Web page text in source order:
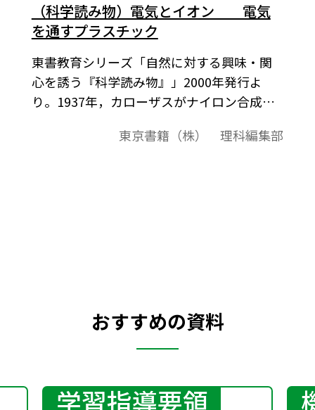
（科学読み物）電気とイオン 電気
を通すプラスチック
東書教育シリーズ「自然に対する興味・関
心を誘う『科学読み物』」2000年発行よ
り。1937年，カローザスがナイロン合成に
特性を最大限に活用して鉄よりも引っ張り
東京書籍（株） 理科編集部
おすすめの資料
学習指導要領